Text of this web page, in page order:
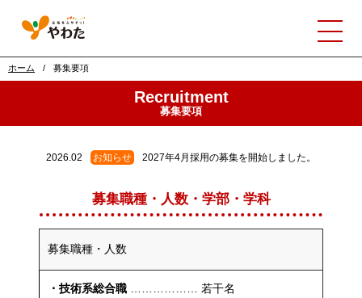
ホーム 募集要項
Recruitment
募集要項
2026.02 お知らせ 2027年4月採用の募集を開始しました。
募集職種・人数・学部・学科
募集職種・人数
・技術系総合職 ……………… 若干名